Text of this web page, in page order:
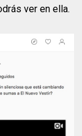
ver en ella.